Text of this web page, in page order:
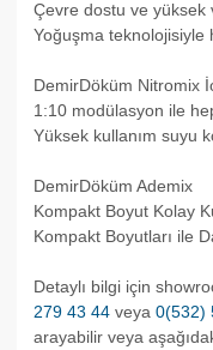
Çevre dostu ve yüksek
Yoğuşma teknolojisiyle
DemirDöküm Nitromix
1:10 modülasyon ile
Yüksek kullanım suyu
DemirDöküm Ademix
Kompakt Boyut Kolay
Kompakt Boyutları ile
Detaylı bilgi için
279 43 44 veya 0(532)
arayabilir veya